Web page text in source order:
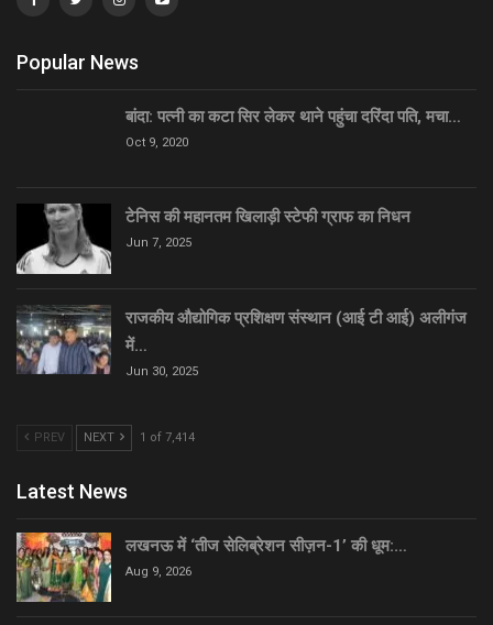
Popular News
बांदा: पत्नी का कटा सिर लेकर थाने पहुंचा दरिंदा पति, मचा…
Oct 9, 2020
टेनिस की महानतम खिलाड़ी स्टेफी ग्राफ का निधन
Jun 7, 2025
राजकीय औद्योगिक प्रशिक्षण संस्थान (आई टी आई) अलीगंज
में…
Jun 30, 2025
PREV NEXT 1 of 7,414
Latest News
लखनऊ में ‘तीज सेलिब्रेशन सीज़न-1’ की धूम:…
Aug 9, 2026